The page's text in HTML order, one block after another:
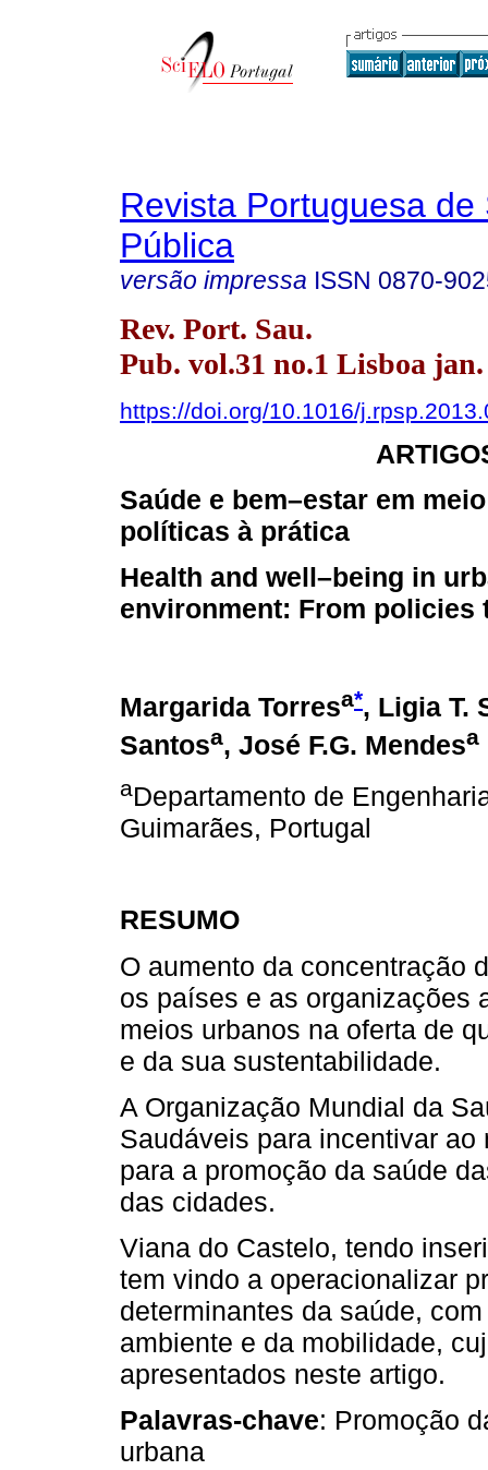
Revista Portuguesa de
Pública
versão impressa ISSN 0870-
Rev. Port. Sau.
Pub. vol.31 no.1 Lisboa jan.
https://doi.org/10.1016/
Saúde e bem–estar em
políticas à prática
Health and well–being in
environment: From policies
Margarida Torresa*, Ligia T.
Santosa, José F.G. Mendesa
aDepartamento de
Guimarães, Portugal
RESUMO
O aumento da concentração
os países e as organizações
meios urbanos na oferta de
e da sua sustentabilidade.
A Organização Mundial da
Saudáveis para incentivar
para a promoção da saúde
das cidades.
Viana do Castelo, tendo
tem vindo a operacionalizar
determinantes da saúde,
ambiente e da mobilidade,
apresentados neste artigo.
Palavras-chave: Promoção
urbana